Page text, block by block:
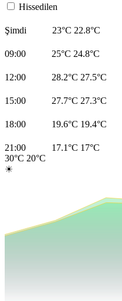
Hissedilen
Şimdi 23°C 22.8°C
09:00 25°C 24.8°C
12:00 28.2°C 27.5°C
15:00 27.7°C 27.3°C
18:00 19.6°C 19.4°C
21:00 17.1°C 17°C
30°C 20°C
☀